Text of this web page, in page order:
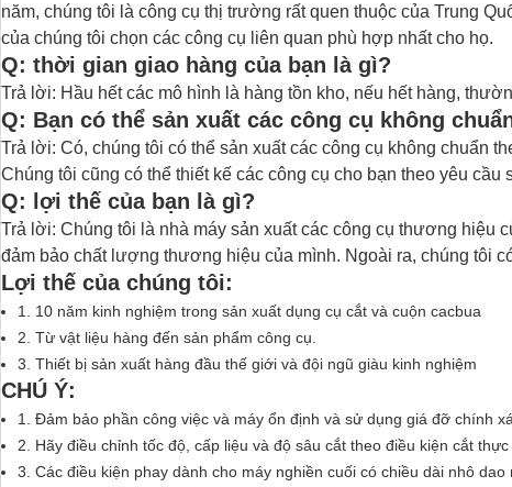
năm, chúng tôi là công cụ thị trường rất quen thuộc của Trung
của chúng tôi chọn các công cụ liên quan phù hợp nhất cho họ.
Q: thời gian giao hàng của bạn là gì?
Trả lời: Hầu hết các mô hình là hàng tồn kho, nếu hết hàng,
Q: Bạn có thể sản xuất các công cụ không
Trả lời: Có, chúng tôi có thể sản xuất các công cụ không chuẩn
Chúng tôi cũng có thể thiết kế các công cụ cho bạn theo yêu cầu
Q: lợi thế của bạn là gì?
Trả lời: Chúng tôi là nhà máy sản xuất các công cụ thương hiệu
đảm bảo chất lượng thương hiệu của mình. Ngoài ra, chúng tôi
Lợi thế của chúng tôi:
1. 10 năm kinh nghiệm trong sản xuất dụng cụ cắt và cuộn cacbua
2. Từ vật liệu hàng đến sản phẩm công cụ.
3. Thiết bị sản xuất hàng đầu thế giới và đội ngũ giàu kinh nghiệm
CHÚ Ý:
1. Đảm bảo phần công việc và máy ổn định và sử dụng giá đỡ chính
2. Hãy điều chỉnh tốc độ, cấp liệu và độ sâu cắt theo điều kiện cắt thực
3. Các điều kiện phay dành cho máy nghiền cuối có chiều dài nhô